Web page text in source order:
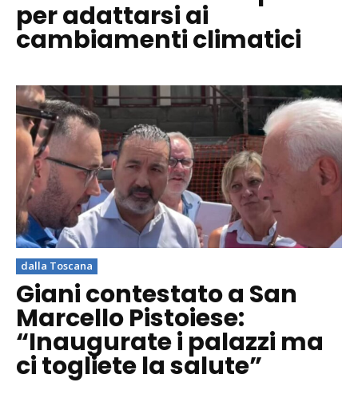
per adattarsi ai
cambiamenti climatici
dalla Toscana
Giani contestato a San
Marcello Pistoiese:
“Inaugurate i palazzi ma
ci togliete la salute”